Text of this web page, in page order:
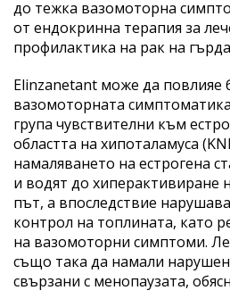
до тежка вазомоторна
от ендокринна терапия за
профилактика на рак на
Elinzanetant може да повлияе
вазомоторната
група чувствителни към
областта на хипоталамуса
намаляването на естрогена
и водят до хиперактивиране
път, а впоследствие
контрол на топлината, като
на вазомоторни симптоми.
също така да намали
свързани с менопаузата,